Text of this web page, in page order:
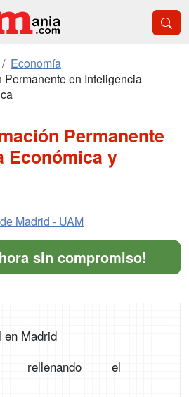
Economía
Permanente en Inteligencia
Permanente
Económica y
Madrid - UAM
sin compromiso!
en Madrid
rellenando el